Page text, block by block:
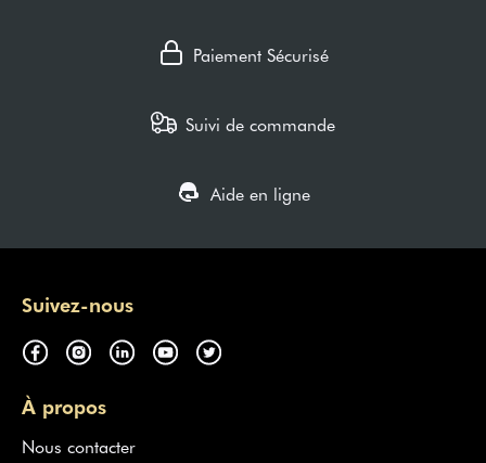
Paiement Sécurisé
Suivi de commande
Aide en ligne
Suivez-nous
À propos
Nous contacter